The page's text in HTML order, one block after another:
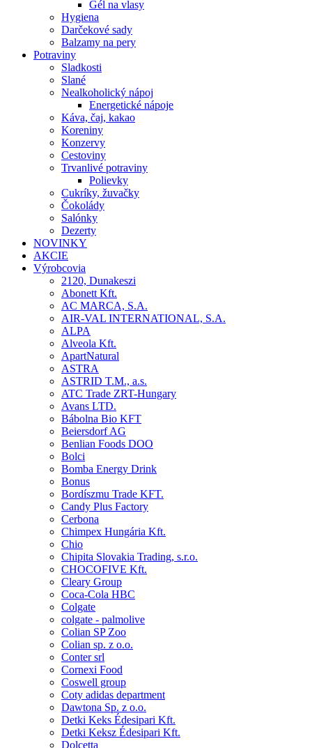
Gél na vlasy
Hygiena
Darčekové sady
Balzamy na pery
Potraviny
Sladkosti
Slané
Nealkoholický nápoj
Energetické nápoje
Káva, čaj, kakao
Koreniny
Konzervy
Cestoviny
Trvanlivé potraviny
Polievky
Cukríky, žuvačky
Čokolády
Salónky
Dezerty
NOVINKY
AKCIE
Výrobcovia
2120, Dunakeszi
Abonett Kft.
AC MARCA, S.A.
AIR-VAL INTERNATIONAL, S.A.
ALPA
Alveola Kft.
ApartNatural
ASTRA
ASTRID T.M., a.s.
ATC Trade ZRT-Hungary
Avans LTD.
Bábolna Bio KFT
Beiersdorf AG
Benlian Foods DOO
Bolci
Bomba Energy Drink
Bonus
Bordíszmu Trade KFT.
Candy Plus Factory
Cerbona
Chimpex Hungária Kft.
Chio
Chipita Slovakia Trading, s.r.o.
CHOCOFIVE Kft.
Cleary Group
Coca-Cola HBC
Colgate
colgate - palmolive
Colian SP Zoo
Colian sp. z o.o.
Conter srl
Cornexi Food
Coswell group
Coty adidas department
Dawtona Sp. z o.o.
Detki Keks Édesipari Kft.
Detki Keksz Édesipari Kft.
Dolcetta